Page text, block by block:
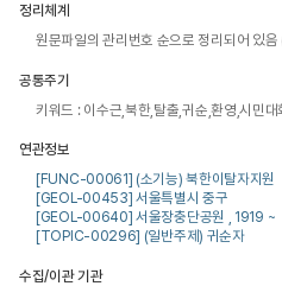
정리체계
원문파일의 관리번호 순으로 정리되어 있
공통주기
키워드 : 이수근,북한,탈출,귀순,환영,시민
연관정보
[FUNC-00061] (소기능) 북한이탈자지원
[GEOL-00453] 서울특별시 중구
[GEOL-00640] 서울장충단공원 , 1919 ~
[TOPIC-00296] (일반주제) 귀순자
수집/이관 기관